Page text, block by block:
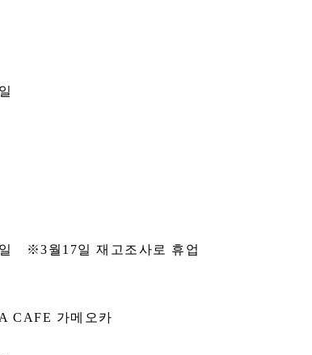
※3월17일 재고조사로 휴업
CAFE 가메오카